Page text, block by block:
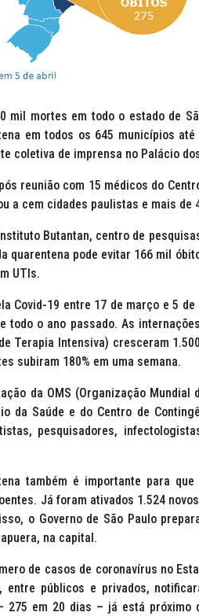
mil mortes em todo o estado de
em todos os 645 municípios
coletiva de imprensa no Palácio
reunião com 15 médicos do
a cem cidades paulistas e mais
Butantan, centro de
quarentena pode evitar 166 mil
UTIs.
Covid-19 entre 17 de março e 5
todo o ano passado. As
Terapia Intensiva) cresceram
subiram 180% em uma semana.
da OMS (Organização Mundial
da Saúde e do Centro de
pesquisadores,
também é importante para
Já foram ativados 1.524
o Governo de São Paulo
na capital.
de casos de coronavírus no
entre públicos e privados,
275 em 20 dias – já está